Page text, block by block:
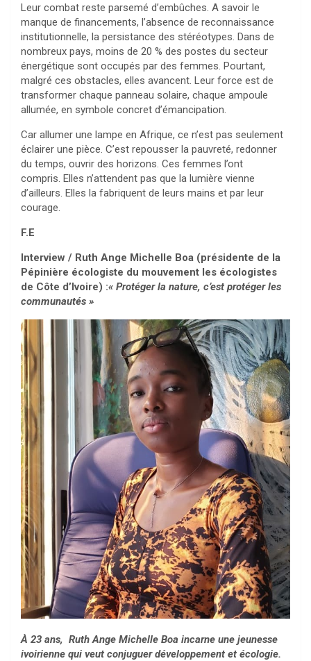
Leur combat reste parsemé d’embûches. A savoir le
manque de financements, l’absence de reconnaissance
institutionnelle, la persistance des stéréotypes. Dans de
nombreux pays, moins de 20 % des postes du secteur
énergétique sont occupés par des femmes. Pourtant,
malgré ces obstacles, elles avancent. Leur force est de
transformer chaque panneau solaire, chaque ampoule
allumée, en symbole concret d’émancipation.
Car allumer une lampe en Afrique, ce n’est pas seulement
éclairer une pièce. C’est repousser la pauvreté, redonner
du temps, ouvrir des horizons. Ces femmes l’ont
compris. Elles n’attendent pas que la lumière vienne
d’ailleurs. Elles la fabriquent de leurs mains et par leur
courage.
F.E
Interview / Ruth Ange Michelle Boa (présidente de la
Pépinière écologiste du mouvement les écologistes
de Côte d’Ivoire) :« Protéger la nature, c’est protéger les
communautés »
À 23 ans, Ruth Ange Michelle Boa incarne une jeunesse
ivoirienne qui veut conjuguer développement et écologie.